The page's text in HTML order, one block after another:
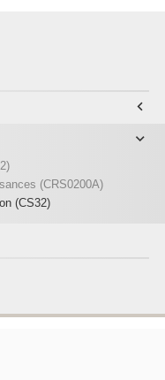
(CRS0200A)
(CS32)